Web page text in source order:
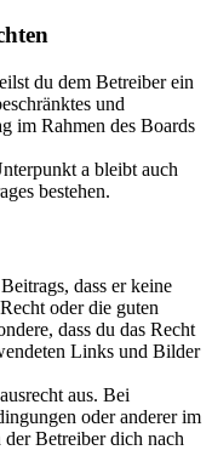
du dem Betreiber ein
und
im Rahmen des Boards
a bleibt auch
bestehen.
dass er keine
oder die guten
dass du das Recht
Links und Bilder
aus. Bei
oder anderer im
Betreiber dich nach